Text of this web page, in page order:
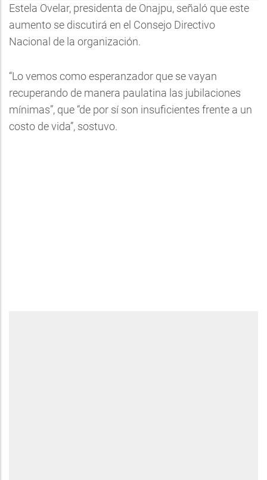
Estela Ovelar, presidenta de Onajpu, señaló que este
aumento se discutirá en el Consejo Directivo
Nacional de la organización.
“Lo vemos como esperanzador que se vayan
recuperando de manera paulatina las jubilaciones
mínimas”, que “de por sí son insuficientes frente a un
costo de vida”, sostuvo.